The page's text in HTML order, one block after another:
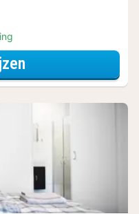
voor Wellness